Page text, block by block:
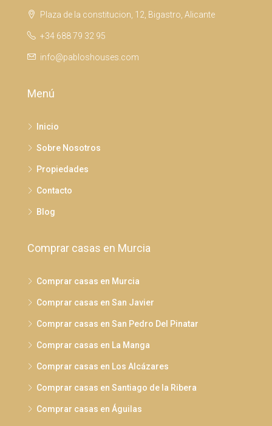
Plaza de la constitucion, 12, Bigastro, Alicante
+34 688 79 32 95
info@pabloshouses.com
Menú
Inicio
Sobre Nosotros
Propiedades
Contacto
Blog
Comprar casas en Murcia
Comprar casas en Murcia
Comprar casas en San Javier
Comprar casas en San Pedro Del Pinatar
Comprar casas en La Manga
Comprar casas en Los Alcázares
Comprar casas en Santiago de la Ribera
Comprar casas en Águilas